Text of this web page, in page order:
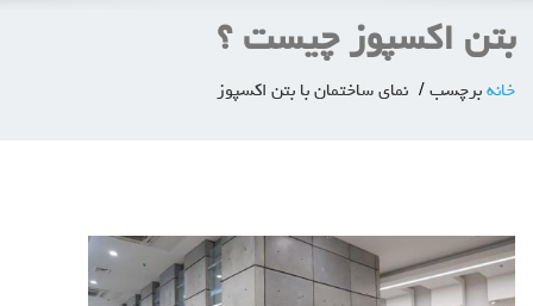
بتن اکسپوز چیست ؟
خانه برچسب نمای ساختمان با بتن اکسپوز